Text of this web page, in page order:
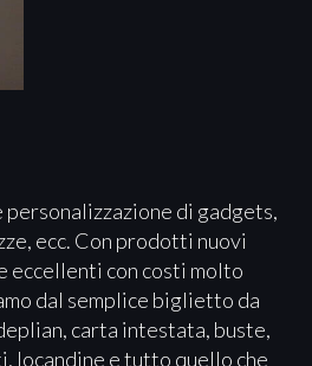
personalizzazione di gadgets,
ecc. Con prodotti nuovi
eccellenti con costi molto
dal semplice biglietto da
carta intestata, buste,
locandine e tutto quello che